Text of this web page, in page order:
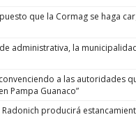
que la Cormag se haga
administrativa, la
a las autoridades
Pampa Guanaco”
producirá